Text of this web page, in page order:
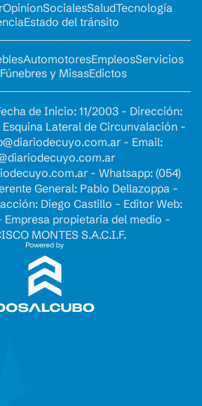
OpinionSocialesSaludTecnología
Estado del tránsito
AutomotoresEmpleosServicios
y MisasEdictos
de Inicio: 11/2003 - Dirección:
Esquina Lateral de Circunvalación -
- Email:
- Whatsapp: (054)
General: Pablo Dellazoppa -
Diego Castillo - Editor Web:
propietaria del medio -
MONTES S.A.C.I.F.